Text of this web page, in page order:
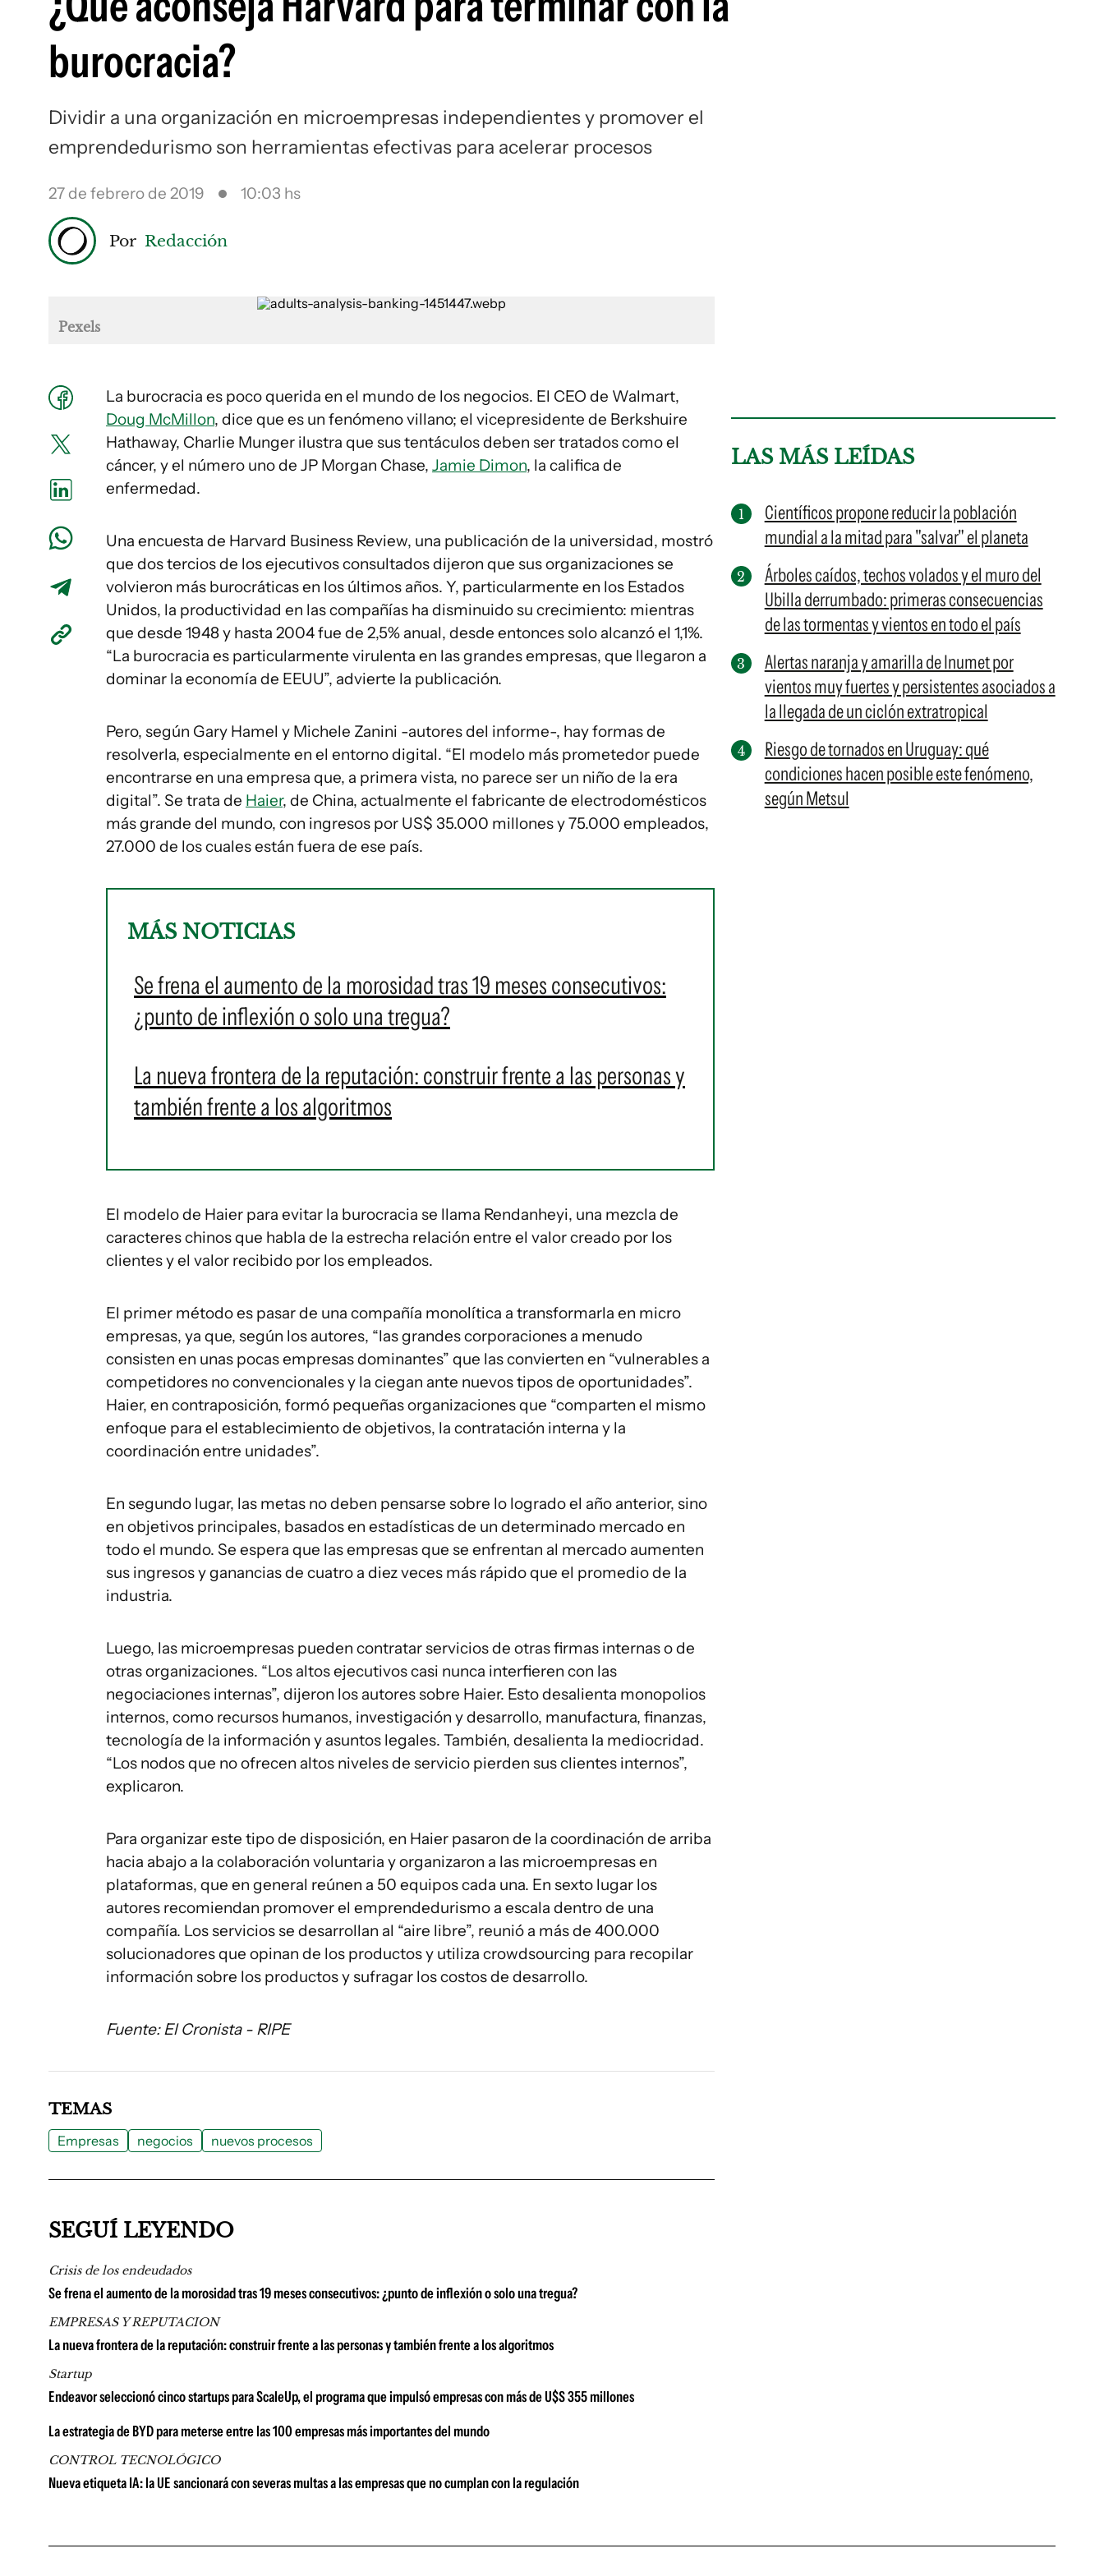
burocracia?
Dividir a una organización en microempresas independientes y promover el
emprendedurismo son herramientas efectivas para acelerar procesos
27 de febrero de 2019 10:03 hs
Por Redacción
Pexels
La burocracia es poco querida en el mundo de los negocios. El CEO de Walmart,
Doug McMillon, dice que es un fenómeno villano; el vicepresidente de Berkshuire
Hathaway, Charlie Munger ilustra que sus tentáculos deben ser tratados como el
cáncer, y el número uno de JP Morgan Chase, Jamie Dimon, la califica de
enfermedad.
Una encuesta de Harvard Business Review, una publicación de la universidad, mostró
que dos tercios de los ejecutivos consultados dijeron que sus organizaciones se
volvieron más burocráticas en los últimos años. Y, particularmente en los Estados
Unidos, la productividad en las compañías ha disminuido su crecimiento: mientras
que desde 1948 y hasta 2004 fue de 2,5% anual, desde entonces solo alcanzó el 1,1%.
“La burocracia es particularmente virulenta en las grandes empresas, que llegaron a
dominar la economía de EEUU”, advierte la publicación.
Pero, según Gary Hamel y Michele Zanini -autores del informe-, hay formas de
resolverla, especialmente en el entorno digital. “El modelo más prometedor puede
encontrarse en una empresa que, a primera vista, no parece ser un niño de la era
digital”. Se trata de Haier, de China, actualmente el fabricante de electrodomésticos
más grande del mundo, con ingresos por US$ 35.000 millones y 75.000 empleados,
27.000 de los cuales están fuera de ese país.
MÁS NOTICIAS
Se frena el aumento de la morosidad tras 19 meses consecutivos:
¿punto de inflexión o solo una tregua?
La nueva frontera de la reputación: construir frente a las personas y
también frente a los algoritmos
El modelo de Haier para evitar la burocracia se llama Rendanheyi, una mezcla de
caracteres chinos que habla de la estrecha relación entre el valor creado por los
clientes y el valor recibido por los empleados.
El primer método es pasar de una compañía monolítica a transformarla en micro
empresas, ya que, según los autores, “las grandes corporaciones a menudo
consisten en unas pocas empresas dominantes” que las convierten en “vulnerables a
competidores no convencionales y la ciegan ante nuevos tipos de oportunidades”.
Haier, en contraposición, formó pequeñas organizaciones que “comparten el mismo
enfoque para el establecimiento de objetivos, la contratación interna y la
coordinación entre unidades”.
En segundo lugar, las metas no deben pensarse sobre lo logrado el año anterior, sino
en objetivos principales, basados en estadísticas de un determinado mercado en
todo el mundo. Se espera que las empresas que se enfrentan al mercado aumenten
sus ingresos y ganancias de cuatro a diez veces más rápido que el promedio de la
industria.
Luego, las microempresas pueden contratar servicios de otras firmas internas o de
otras organizaciones. “Los altos ejecutivos casi nunca interfieren con las
negociaciones internas”, dijeron los autores sobre Haier. Esto desalienta monopolios
internos, como recursos humanos, investigación y desarrollo, manufactura, finanzas,
tecnología de la información y asuntos legales. También, desalienta la mediocridad.
“Los nodos que no ofrecen altos niveles de servicio pierden sus clientes internos”,
explicaron.
Para organizar este tipo de disposición, en Haier pasaron de la coordinación de arriba
hacia abajo a la colaboración voluntaria y organizaron a las microempresas en
plataformas, que en general reúnen a 50 equipos cada una. En sexto lugar los
autores recomiendan promover el emprendedurismo a escala dentro de una
compañía. Los servicios se desarrollan al “aire libre”, reunió a más de 400.000
solucionadores que opinan de los productos y utiliza crowdsourcing para recopilar
información sobre los productos y sufragar los costos de desarrollo.
Fuente: El Cronista - RIPE
LAS MÁS LEÍDAS
Científicos propone reducir la población
mundial a la mitad para "salvar" el planeta
Árboles caídos, techos volados y el muro del
Ubilla derrumbado: primeras consecuencias
de las tormentas y vientos en todo el país
Alertas naranja y amarilla de Inumet por
vientos muy fuertes y persistentes asociados a
la llegada de un ciclón extratropical
Riesgo de tornados en Uruguay: qué
condiciones hacen posible este fenómeno,
según Metsul
TEMAS
Empresas negocios nuevos procesos
SEGUÍ LEYENDO
Crisis de los endeudados
Se frena el aumento de la morosidad tras 19 meses consecutivos: ¿punto de inflexión o solo una tregua?
EMPRESAS Y REPUTACION
La nueva frontera de la reputación: construir frente a las personas y también frente a los algoritmos
Startup
Endeavor seleccionó cinco startups para ScaleUp, el programa que impulsó empresas con más de U$S 355 millones
La estrategia de BYD para meterse entre las 100 empresas más importantes del mundo
CONTROL TECNOLÓGICO
Nueva etiqueta IA: la UE sancionará con severas multas a las empresas que no cumplan con la regulación